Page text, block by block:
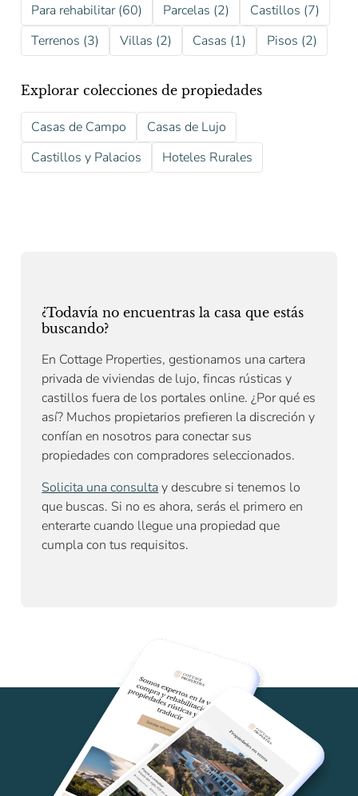
Para rehabilitar (60)
Parcelas (2)
Castillos (7)
Terrenos (3)
Villas (2) Casas (1) Pisos (2)
Explorar colecciones de propiedades
Casas de Campo
Casas de Lujo
Castillos y Palacios
Hoteles Rurales
¿Todavía no encuentras la casa que estás
buscando?
En Cottage Properties, gestionamos una cartera
privada de viviendas de lujo, fincas rústicas y
castillos fuera de los portales online. ¿Por qué es
así? Muchos propietarios prefieren la discreción y
confían en nosotros para conectar sus
propiedades con compradores seleccionados.
Solicita una consulta y descubre si tenemos lo
que buscas. Si no es ahora, serás el primero en
enterarte cuando llegue una propiedad que
cumpla con tus requisitos.